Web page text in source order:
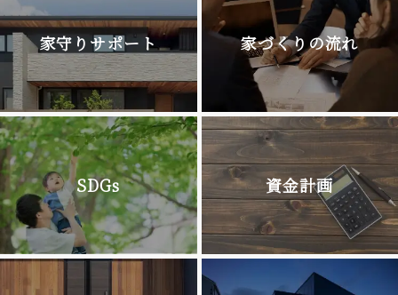
家守りサポート 家づくりの流れ
SDGs 資金計画